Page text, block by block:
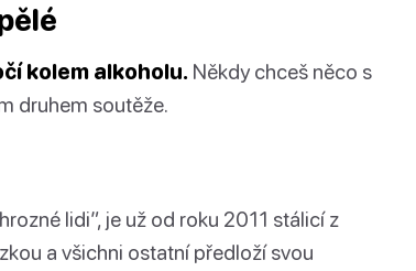
kolem alkoholu. Někdy chceš něco s
druhem soutěže.
lidi”, je už od roku 2011 stálicí z
a všichni ostatní předloží svou